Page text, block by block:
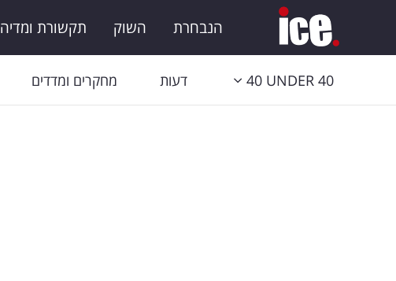
הנבחרת השוק תקשורת ומדיה
40 UNDER 40 דעות מחקרים ומדדים